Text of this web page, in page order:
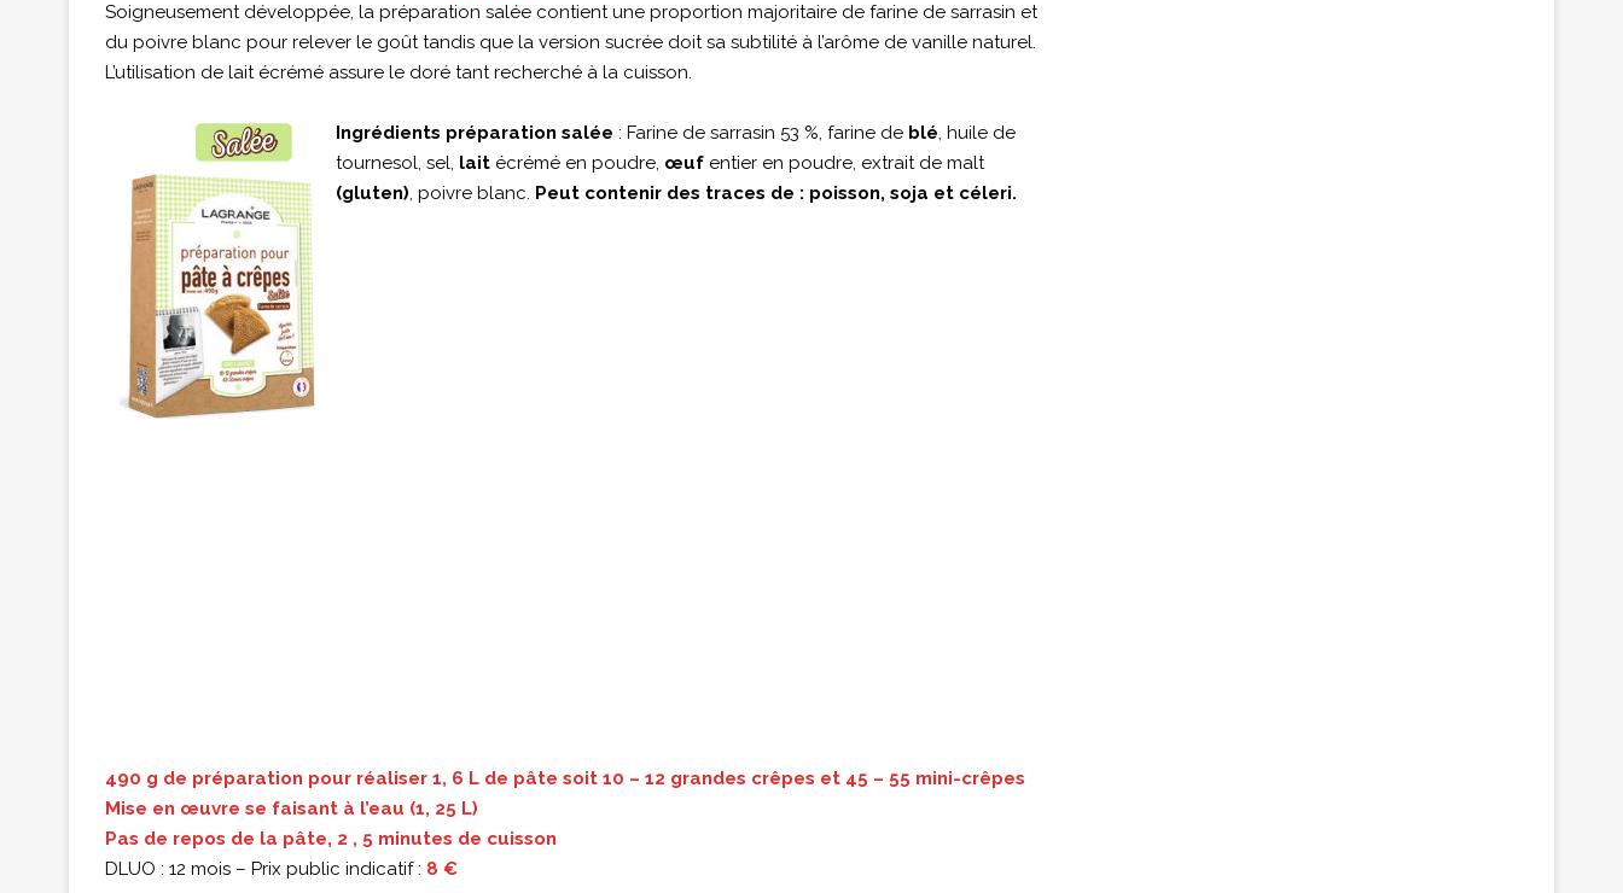
Soigneusement développée, la préparation salée contient une proportion majoritaire de farine de sarrasin et
du poivre blanc pour relever le goût tandis que la version sucrée doit sa subtilité à l’arôme de vanille naturel.
L’utilisation de lait écrémé assure le doré tant recherché à la cuisson.
Ingrédients préparation salée : Farine de sarrasin 53 %, farine de blé, huile de
tournesol, sel, lait écrémé en poudre, œuf entier en poudre, extrait de malt
(gluten), poivre blanc. Peut contenir des traces de : poisson, soja et céleri.
490 g de préparation pour réaliser 1, 6 L de pâte soit 10 – 12 grandes crêpes et 45 – 55 mini-crêpes
Mise en œuvre se faisant à l’eau (1, 25 L)
Pas de repos de la pâte, 2 , 5 minutes de cuisson
DLUO : 12 mois – Prix public indicatif : 8 €